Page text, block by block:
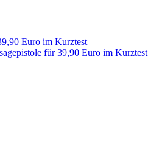
Euro im Kurztest
für 39,90 Euro im Kurztest